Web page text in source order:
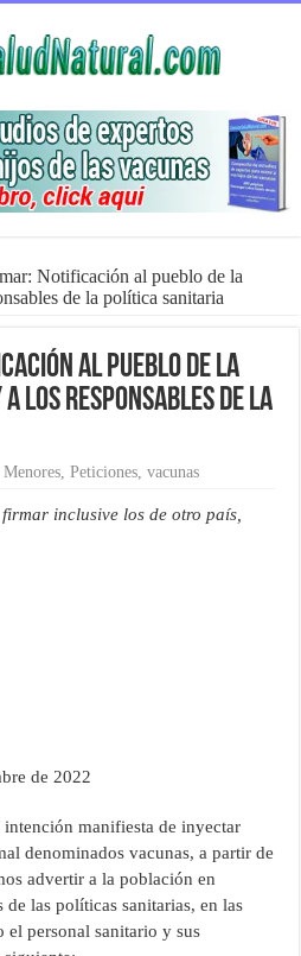
Notificación al pueblo de la
de la política sanitaria
al pueblo de la
los responsables de la
Menores ,Peticiones ,vacunas
inclusive los de otro país,
de 2022
manifiesta de inyectar
denominados vacunas, a partir de
advertir a la población en
de las políticas sanitarias, en las
el personal sanitario y sus